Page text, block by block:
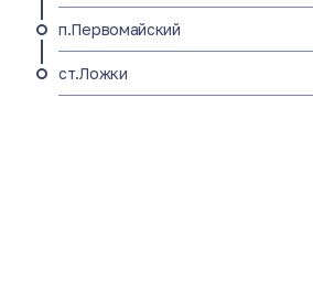
п.Первомайский
ст.Ложки